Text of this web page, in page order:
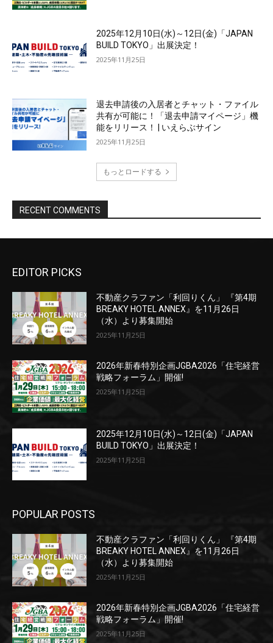
EDITOR PICKS
不動産クラファン「利回りくん」 『第4期
BREAKY HOTEL ANNEX』を11月26日
（水）より募集開始
2025年11月25日
2026年新春特別企画JGBA2026「住宅経営
戦略フォーラム」開催!
2025年11月25日
2025年12月10日(水)～12日(金)「JAPAN
BUILD TOKYO」出展決定！
2025年11月25日
POPULAR POSTS
不動産クラファン「利回りくん」 『第4期
BREAKY HOTEL ANNEX』を11月26日
（水）より募集開始
2025年11月25日
2026年新春特別企画JGBA2026「住宅経営
戦略フォーラム」開催!
2025年11月25日